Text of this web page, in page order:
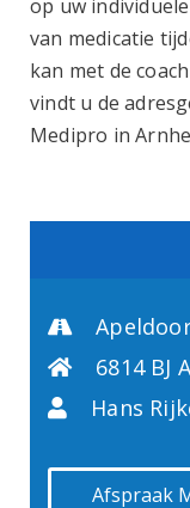
op uw
van medicatie
kan met de
vindt u de
Medipro in
6814 BJ
Hans